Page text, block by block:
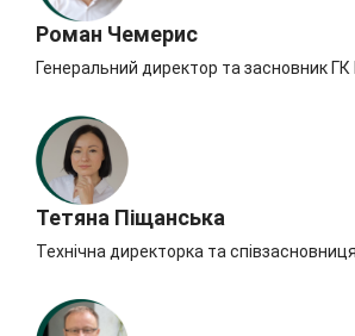
Роман Чемерис
Генеральний директор та засновник ГК
Тетяна Піщанська
Технічна директорка та